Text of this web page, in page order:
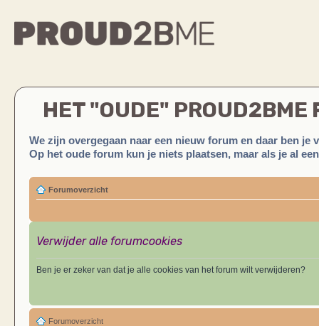
HET "OUDE" PROUD2BME
We zijn overgegaan naar een nieuw forum en daar ben je
Op het oude forum kun je niets plaatsen, maar als je al
Forumoverzicht
Verwijder alle forumcookies
Ben je er zeker van dat je alle cookies van het forum wilt verwijderen?
Forumoverzicht